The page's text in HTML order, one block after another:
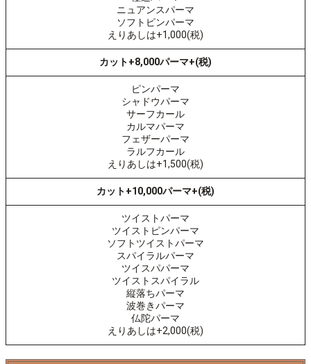
ニュアンスパーマ
ソフトピンパーマ
えりあしは+1,000(税)
カット+8,000パーマ+(税)
ピンパーマ
シャドウパーマ
サーフカール
カルマパーマ
フェザーパーマ
ラルフカール
えりあしは+1,500(税)
カット+10,000パーマ+(税)
ツイストパーマ
ツイストピンパーマ
ソフトツイストパーマ
スパイラルパーマ
ツイスパパーマ
ツイストスパイラル
縦落ちパーマ
波巻きパーマ
仏陀パーマ
えりあしは+2,000(税)